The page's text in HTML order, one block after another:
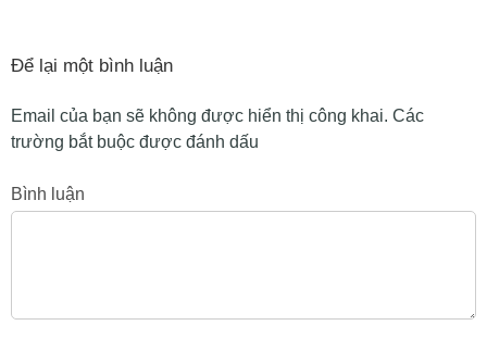
Để lại một bình luận
Email của bạn sẽ không được hiển thị công khai. Các
trường bắt buộc được đánh dấu
Bình luận